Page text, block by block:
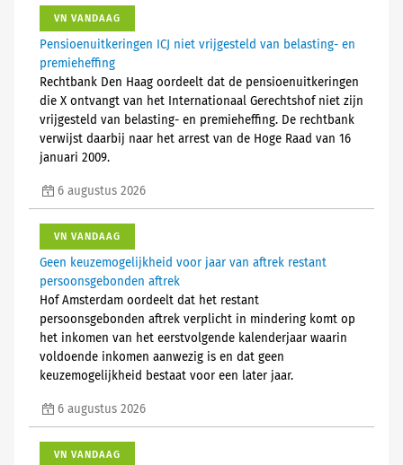
VN VANDAAG
Pensioenuitkeringen ICJ niet vrijgesteld van belasting- en
premieheffing
Rechtbank Den Haag oordeelt dat de pensioenuitkeringen
die X ontvangt van het Internationaal Gerechtshof niet zijn
vrijgesteld van belasting- en premieheffing. De rechtbank
verwijst daarbij naar het arrest van de Hoge Raad van 16
januari 2009.
6 augustus 2026
VN VANDAAG
Geen keuzemogelijkheid voor jaar van aftrek restant
persoonsgebonden aftrek
Hof Amsterdam oordeelt dat het restant
persoonsgebonden aftrek verplicht in mindering komt op
het inkomen van het eerstvolgende kalenderjaar waarin
voldoende inkomen aanwezig is en dat geen
keuzemogelijkheid bestaat voor een later jaar.
6 augustus 2026
VN VANDAAG